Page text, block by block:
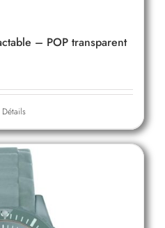
– POP transparent
Détails